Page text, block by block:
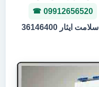
09912656520
مرکر آمبولانس خصوصی همیاران سلامت ایثار 36146400